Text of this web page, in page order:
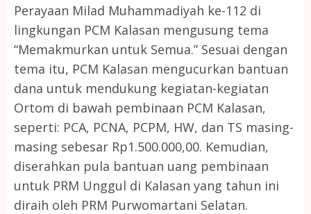
Perayaan Milad Muhammadiyah ke-112 di
lingkungan PCM Kalasan mengusung tema
“Memakmurkan untuk Semua.” Sesuai dengan
tema itu, PCM Kalasan mengucurkan bantuan
dana untuk mendukung kegiatan-kegiatan
Ortom di bawah pembinaan PCM Kalasan,
seperti: PCA, PCNA, PCPM, HW, dan TS masing-
masing sebesar Rp1.500.000,00. Kemudian,
diserahkan pula bantuan uang pembinaan
untuk PRM Unggul di Kalasan yang tahun ini
diraih oleh PRM Purwomartani Selatan.